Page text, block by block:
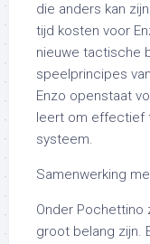
die anders kan
tijd kosten voor
nieuwe tactische
speelprincipes
Enzo openstaat
leert om effectief
systeem.
Samenwerking
Onder Pochettino
groot belang zijn.